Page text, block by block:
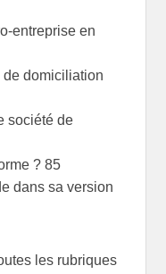
entreprise en
domiciliation
société de
? 85
dans sa version
les rubriques